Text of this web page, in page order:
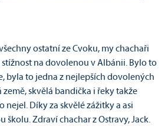
ostatní ze Cvoku, my chachaři
na dovolenou v Albánii. Bylo to
byla to jedna z nejlepších dovolených
země, skvělá bandička i řeky takže
nejel. Díky za skvělé zážitky a asi
školu. Zdraví chachar z Ostravy, Jack.